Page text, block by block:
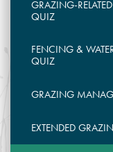
GRAZING-
QUIZ
FENCING &
QUIZ
GRAZING
EXTENDED